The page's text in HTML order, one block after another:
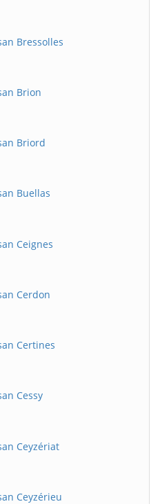
Bressolles
Brion
Briord
Buellas
Ceignes
Cerdon
Certines
Cessy
Ceyzériat
Ceyzérieu